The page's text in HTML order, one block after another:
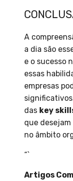
A
a dia são
e o sucesso
essas
empresas
das key
que
no âmbito
“`
Artigos